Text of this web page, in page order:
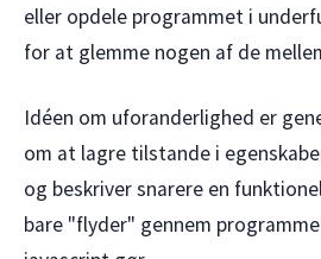
eller opdele programmet i
for at glemme nogen af de
Idéen om uforanderlighed er
om at lagre tilstande i
og beskriver snarere en
bare "flyder" gennem